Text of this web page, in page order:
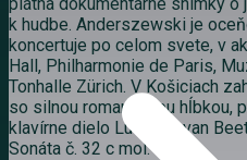
k hudbe. Anderszewski je
koncertuje po celom svete, v
Hall, Philharmonie de Paris,
Tonhalle Zürich. V Košiciach
so silnou romantickou hĺbkou,
klavírne dielo Ludwiga van
Sonáta č. 32 c mol.